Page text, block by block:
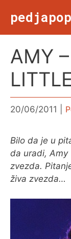
NASLOVNA
DRUŠTVO
SPORT
FOTO &
AMY
20/06/2011
Bilo da je u
da uradi, Amy
zvezda.
živa zvezda…